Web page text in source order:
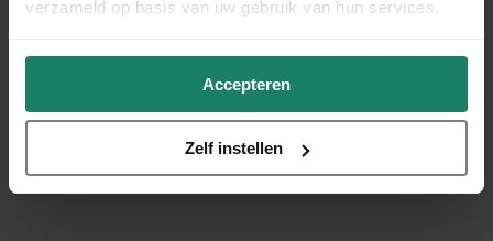
verzameld op basis van uw gebruik van hun services.
Accepteren
Zelf instellen